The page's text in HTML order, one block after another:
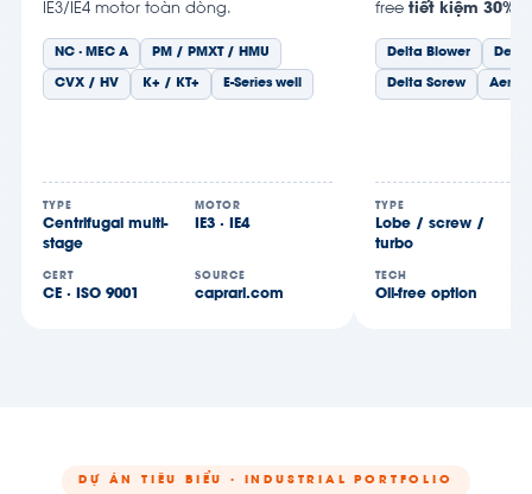
IE3/IE4 motor toàn dòng.
NC · MEC A PM / PMXT / HMU
CVX / HV K+ / KT+ E-Series well
TYPE
Centrifugal multi-
stage
MOTOR
IE3 · IE4
CERT
CE · ISO 9001
SOURCE
caprari.com
free tiết kiệm 30%
Delta Blower
Delta Screw
TYPE
Lobe / screw /
turbo
TECH
Oil-free option
DỰ ÁN TIÊU BIỂU · INDUSTRIAL PORTFOLIO